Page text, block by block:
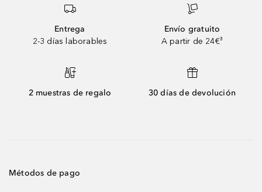
Entrega
2-3 días laborables
Envío gratuito
A partir de 24€³
2 muestras de regalo 30 días de devolución
Métodos de pago